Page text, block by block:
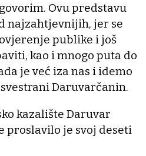
Ovu predstavu
najzahtjevnijih, jer se
publike i još
kao i mnogo puta do
je već iza nas i idemo
Daruvarčanin.
kazalište Daruvar
proslavilo je svoj deseti